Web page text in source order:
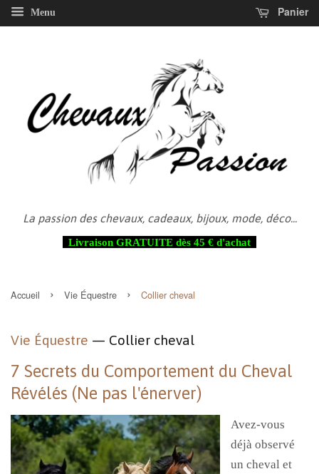
Menu Panier
La passion des chevaux, cadeaux, bijoux, mode, déco...
Livraison GRATUITE dès 45 € d'achat
Accueil › Vie Équestre › Collier cheval
Vie Équestre — Collier cheval
7 Secrets du Comportement du Cheval
Révélés (Ne pas l'énerver)
Avez-vous
déjà observé
un cheval et